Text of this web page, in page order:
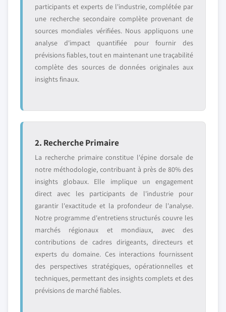
participants et experts de l'industrie, complétée par
une recherche secondaire complète provenant de
sources mondiales vérifiées. Nous appliquons une
analyse d'impact quantifiée pour fournir des
prévisions fiables, tout en maintenant une traçabilité
complète des sources de données originales aux
insights finaux.
2. Recherche Primaire
La recherche primaire constitue l'épine dorsale de
notre méthodologie, contribuant à près de 80% des
insights globaux. Elle implique un engagement
direct avec les participants de l'industrie pour
garantir l'exactitude et la profondeur de l'analyse.
Notre programme d'entretiens structurés couvre les
marchés régionaux et mondiaux, avec des
contributions de cadres dirigeants, directeurs et
experts du domaine. Ces interactions fournissent
des perspectives stratégiques, opérationnelles et
techniques, permettant des insights complets et des
prévisions de marché fiables.